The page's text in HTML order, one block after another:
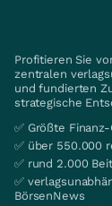
Profitieren Sie
zentralen
und fundierten
strategische
✅ Größte
✅ über 550.000
✅ rund 2.000
✅
BörsenNews